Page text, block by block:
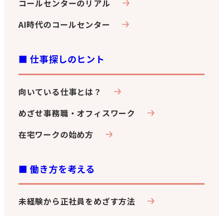
コールセンターのリアル
AI時代のコールセンター
■ 仕事探しのヒント
向いている仕事とは？
めざせ事務職・オフィスワーク
在宅ワークの始め方
■ 働き方を考える
未経験から正社員をめざす方法